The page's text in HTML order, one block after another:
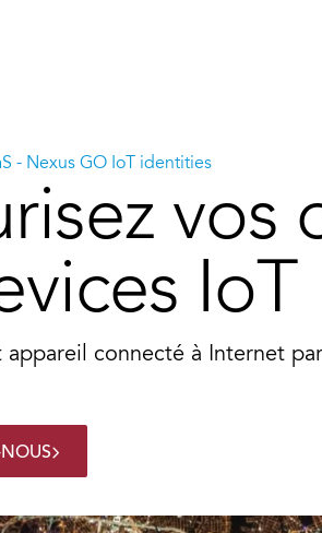
Comment
solution –
Catalogue
- Nexus GO IoT identities
vos
IoT
appareil connecté à Internet